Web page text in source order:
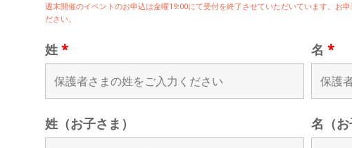
週末開催のイベントのお申込は金曜19:00にて受付を終了させていただいています。お
ださい。
姓 * 名*
姓（お子さま） 名（お